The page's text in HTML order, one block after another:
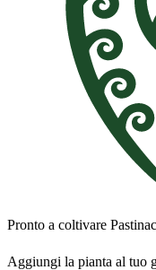
Pronto a coltivare
Aggiungi la pianta al tuo